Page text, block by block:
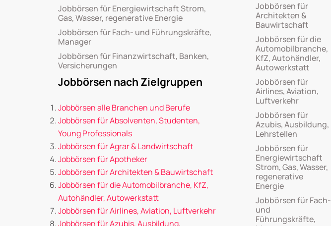
Jobbörsen für Energiewirtschaft Strom,
Gas, Wasser, regenerative Energie
Jobbörsen für Fach- und Führungskräfte,
Manager
Jobbörsen für Finanzwirtschaft, Banken,
Versicherungen
Jobbörsen nach Zielgruppen
Jobbörsen alle Branchen und Berufe
Jobbörsen für Absolventen, Studenten,
Young Professionals
Jobbörsen für Agrar & Landwirtschaft
Jobbörsen für Apotheker
Jobbörsen für Architekten & Bauwirtschaft
Jobbörsen für die Automobilbranche, KfZ,
Autohändler, Autowerkstatt
Jobbörsen für Airlines, Aviation, Luftverkehr
Jobbörsen für Azubis, Ausbildung,
Jobbörsen für
Architekten &
Bauwirtschaft
Jobbörsen für die
Automobilbranche,
KfZ, Autohändler,
Autowerkstatt
Jobbörsen für
Airlines, Aviation,
Luftverkehr
Jobbörsen für
Azubis, Ausbildung,
Lehrstellen
Jobbörsen für
Energiewirtschaft
Strom, Gas, Wasser,
regenerative
Energie
Jobbörsen für Fach-
und
Führungskräfte,